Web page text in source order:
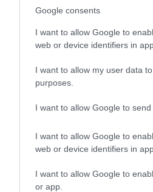
Google consents
I want to allow Google to
web or device identifiers in
I want to allow my user data
purposes.
I want to allow Google to
I want to allow Google to
web or device identifiers in
I want to allow Google to
or app.
kiállítás. A
alkotó
2x2
A
brut és